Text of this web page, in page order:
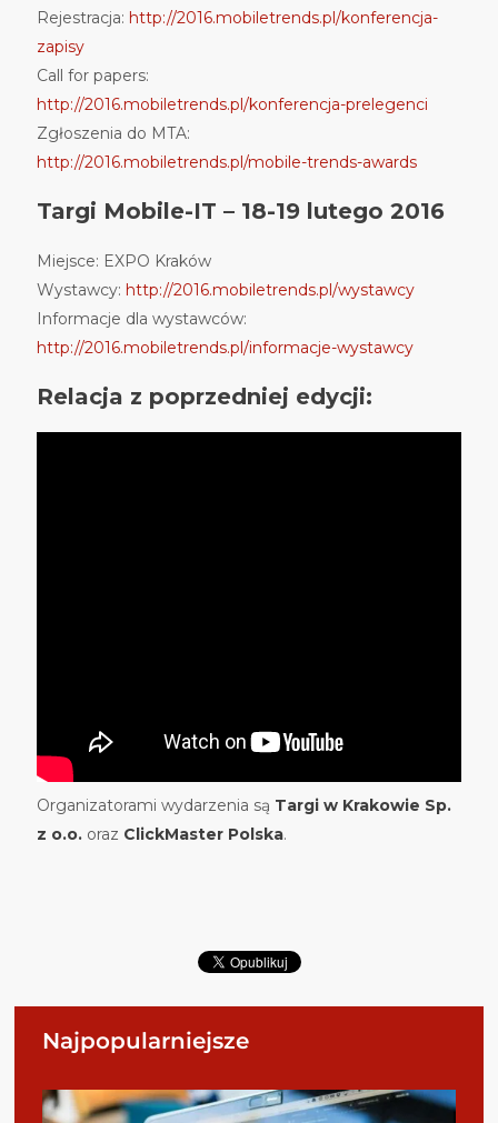
Rejestracja: http://2016.mobiletrends.pl/konferencja-
zapisy
Call for papers:
http://2016.mobiletrends.pl/konferencja-prelegenci
Zgłoszenia do MTA:
http://2016.mobiletrends.pl/mobile-trends-awards
Targi Mobile-IT – 18-19 lutego 2016
Miejsce: EXPO Kraków
Wystawcy: http://2016.mobiletrends.pl/wystawcy
Informacje dla wystawców:
http://2016.mobiletrends.pl/informacje-wystawcy
Relacja z poprzedniej edycji:
Organizatorami wydarzenia są Targi w Krakowie Sp.
z o.o. oraz ClickMaster Polska.
Najpopularniejsze